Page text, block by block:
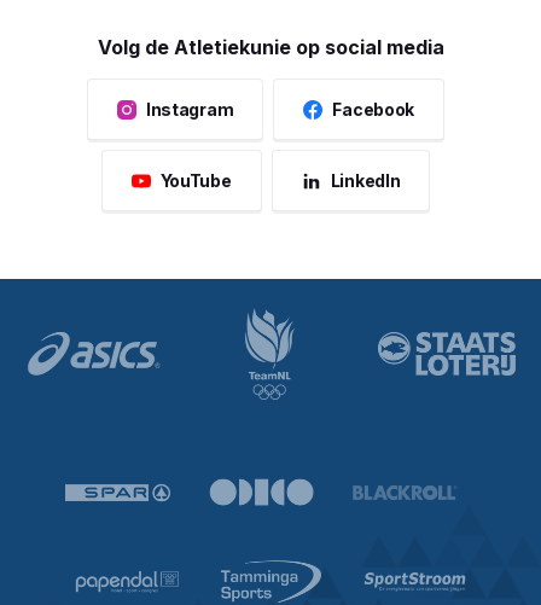
Volg de Atletiekunie op social media
Instagram Facebook
YouTube LinkedIn